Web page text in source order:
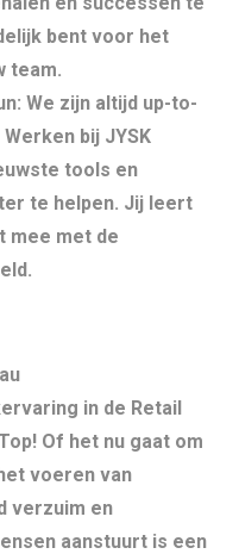
bent voor het
team.
We zijn altijd up-to-
bij JYSK
tools en
te helpen. Jij leert
mee met de
in de Retail
Of het nu gaat om
voeren van
verzuim en
aanstuurt is een